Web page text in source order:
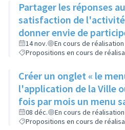
Partager les réponses
satisfaction de
donner envie de
Contrat de Ville
14 nov.
En cours de réalisation
Propositions en cours de
Créer un onglet « le
l'application de la Ville
fois par mois un menu
08 déc.
En cours de réalisation
Propositions en cours de